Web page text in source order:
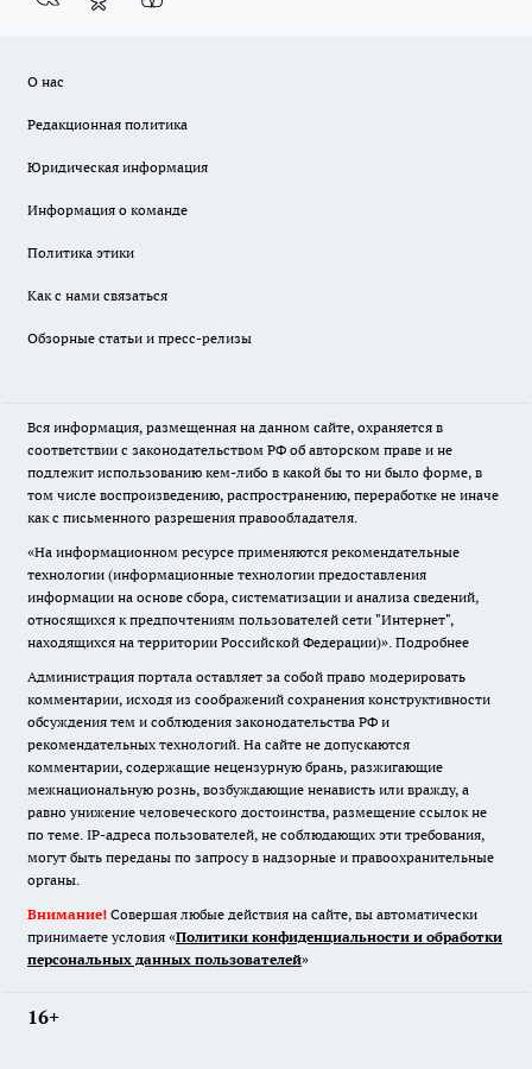
О нас
Редакционная политика
Юридическая информация
Информация о команде
Политика этики
Как с нами связаться
Обзорные статьи и пресс-релизы
Вся информация, размещенная на данном сайте, охраняется в
соответствии с законодательством РФ об авторском праве и не
подлежит использованию кем-либо в какой бы то ни было форме, в
том числе воспроизведению, распространению, переработке не иначе
как с письменного разрешения правообладателя.
«На информационном ресурсе применяются рекомендательные
технологии (информационные технологии предоставления
информации на основе сбора, систематизации и анализа сведений,
относящихся к предпочтениям пользователей сети "Интернет",
находящихся на территории Российской Федерации)». Подробнее
Администрация портала оставляет за собой право модерировать
комментарии, исходя из соображений сохранения конструктивности
обсуждения тем и соблюдения законодательства РФ и
рекомендательных технологий. На сайте не допускаются
комментарии, содержащие нецензурную брань, разжигающие
межнациональную рознь, возбуждающие ненависть или вражду, а
равно унижение человеческого достоинства, размещение ссылок не
по теме. IP-адреса пользователей, не соблюдающих эти требования,
могут быть переданы по запросу в надзорные и правоохранительные
органы.
Внимание! Совершая любые действия на сайте, вы автоматически
принимаете условия «Политики конфиденциальности и обработки
персональных данных пользователей»
16+